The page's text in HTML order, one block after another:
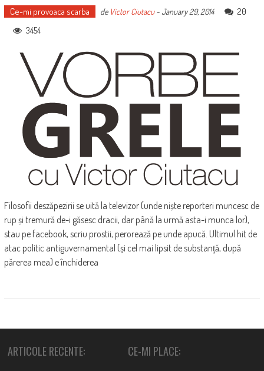
Ce-mi provoaca scarba de Victor Ciutacu-January 29, 2014
20
3454
Filosofii deszăpezirii se uită la televizor (unde niște reporteri muncesc de
rup și tremură de-i găsesc dracii, dar până la urmă asta-i munca lor),
stau pe facebook, scriu prostii, perorează pe unde apucă. Ultimul hit de
atac politic antiguvernamental (și cel mai lipsit de substanță, după
părerea mea) e închiderea
ARTICOLE RECENTE: CE-MI PLACE: